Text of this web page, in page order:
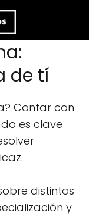
de tí
Contar con
es clave
distintos
y